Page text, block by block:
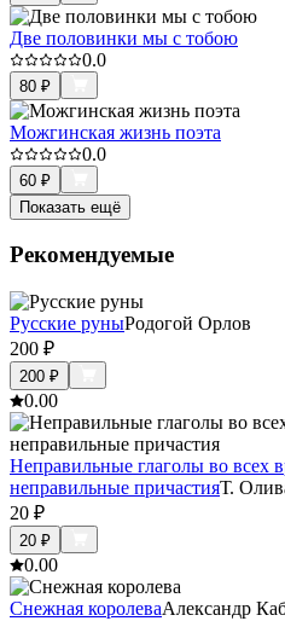
Две половинки мы с тобою
0.0
80 ₽
Можгинская жизнь поэта
0.0
60 ₽
Показать ещё
Рекомендуемые
Русские руныРодогой Орлов
200 ₽
200 ₽
0.00
Неправильные глаголы во всех
неправильные причастияТ.
20 ₽
20 ₽
0.00
Снежная королеваАлександр